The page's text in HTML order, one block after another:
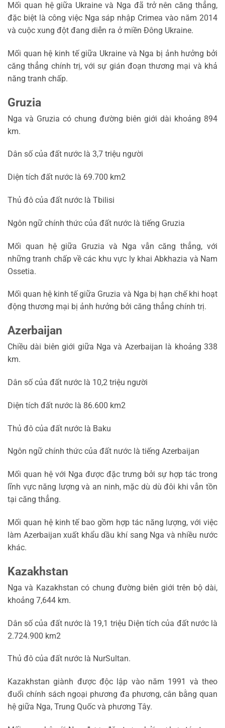
Mối quan hệ giữa Ukraine và Nga đã trở nên căng thẳng,
đặc biệt là công việc Nga sáp nhập Crimea vào năm 2014
và cuộc xung đột đang diễn ra ở miền Đông Ukraine.
Mối quan hệ kinh tế giữa Ukraine và Nga bị ảnh hưởng bởi
căng thẳng chính trị, với sự gián đoạn thương mại và khả
năng tranh chấp.
Gruzia
Nga và Gruzia có chung đường biên giới dài khoảng 894
km.
Dân số của đất nước là 3,7 triệu người
Diện tích đất nước là 69.700 km2
Thủ đô của đất nước là Tbilisi
Ngôn ngữ chính thức của đất nước là tiếng Gruzia
Mối quan hệ giữa Gruzia và Nga vẫn căng thẳng, với
những tranh chấp về các khu vực ly khai Abkhazia và Nam
Ossetia.
Mối quan hệ kinh tế giữa Gruzia và Nga bị hạn chế khi hoạt
động thương mại bị ảnh hưởng bởi căng thẳng chính trị.
Azerbaijan
Chiều dài biên giới giữa Nga và Azerbaijan là khoảng 338
km.
Dân số của đất nước là 10,2 triệu người
Diện tích đất nước là 86.600 km2
Thủ đô của đất nước là Baku
Ngôn ngữ chính thức của đất nước là tiếng Azerbaijan
Mối quan hệ với Nga được đặc trưng bởi sự hợp tác trong
lĩnh vực năng lượng và an ninh, mặc dù dù đôi khi vẫn tồn
tại căng thẳng.
Mối quan hệ kinh tế bao gồm hợp tác năng lượng, với việc
làm Azerbaijan xuất khẩu dầu khí sang Nga và nhiều nước
khác.
Kazakhstan
Nga và Kazakhstan có chung đường biên giới trên bộ dài,
khoảng 7,644 km.
Dân số của đất nước là 19,1 triệu Diện tích của đất nước là
2.724.900 km2
Thủ đô của đất nước là NurSultan.
Kazakhstan giành được độc lập vào năm 1991 và theo
đuổi chính sách ngoại phương đa phương, cân bằng quan
hệ giữa Nga, Trung Quốc và phương Tây.